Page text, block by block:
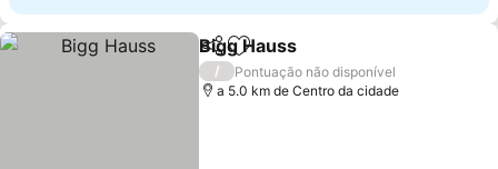
PartilharAdicionar aos favoritos
Bigg Hauss
/
Pontuação não disponível
a 5.0 km de Centro da cidade